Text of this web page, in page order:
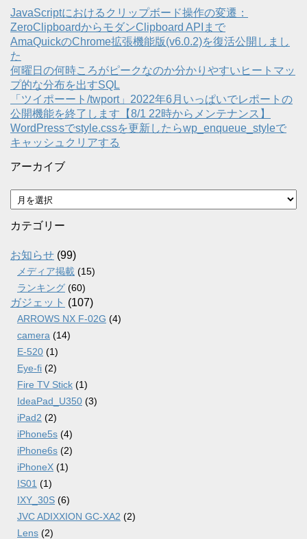
JavaScriptにおけるクリップボード操作の変遷：
ZeroClipboardからモダンClipboard APIまで
AmaQuickのChrome拡張機能版(v6.0.2)を復活公開しまし
た
何曜日の何時ころがピークなのか分かりやすいヒートマッ
プ的な分布を出すSQL
「ツイポーート/twport」2022年6月いっぱいでレポートの
公開機能を終了します【8/1 22時からメンテナンス】
WordPressでstyle.cssを更新したらwp_enqueue_styleで
キャッシュクリアする
アーカイブ
ア
ー
カ
ブ
カテゴリー
お知らせ (99)
メディア掲載 (15)
ランキング (60)
ガジェット (107)
ARROWS NX F-02G (4)
camera (14)
E-520 (1)
Eye-fi (2)
Fire TV Stick (1)
IdeaPad_U350 (3)
iPad2 (2)
iPhone5s (4)
iPhone6s (2)
iPhoneX (1)
IS01 (1)
IXY_30S (6)
JVC ADIXXION GC-XA2 (2)
Lens (2)